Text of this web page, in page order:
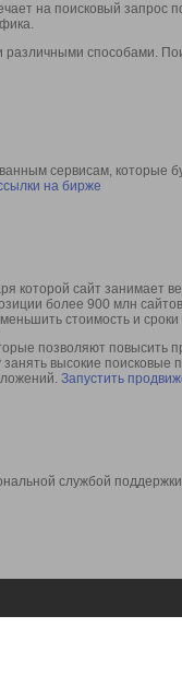
на поисковый запрос
способами.
сервисам, которые
на бирже
которой сайт
более 900 млн
стоимость и
позволяют повысить
высокие
Запустить
службой